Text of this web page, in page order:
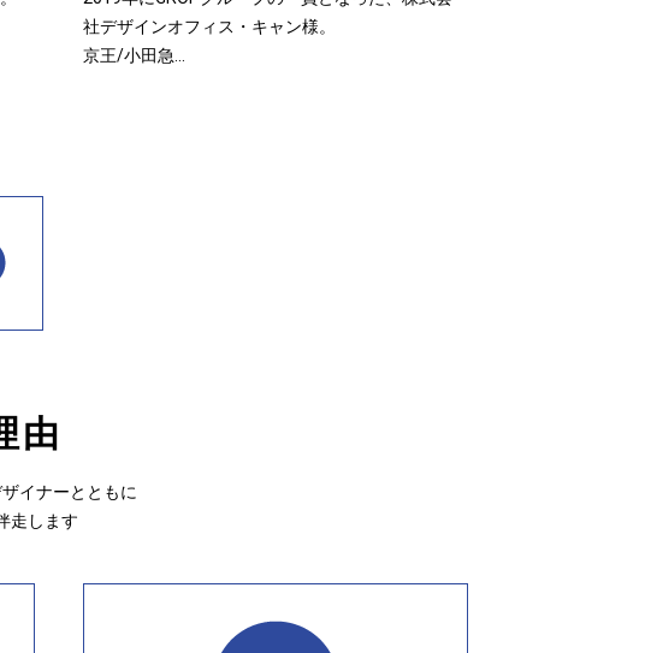
社デザインオフィス・キャン様。
京王/小田急…
由
イナーとともに
走します